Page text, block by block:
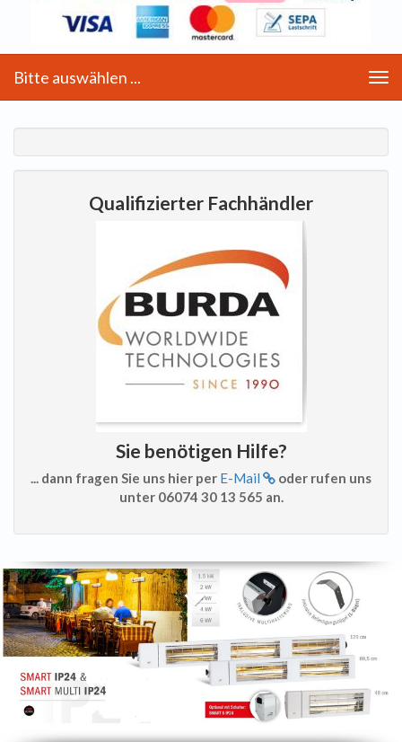
Bitte auswählen ...
Qualifizierter Fachhändler
Sie benötigen Hilfe?
... dann fragen Sie uns hier per E-Mail
oder rufen uns
unter 06074 30 13 565 an.